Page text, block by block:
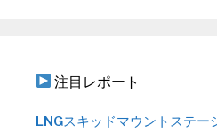
注目レポート
LNGスキッドマウントステ